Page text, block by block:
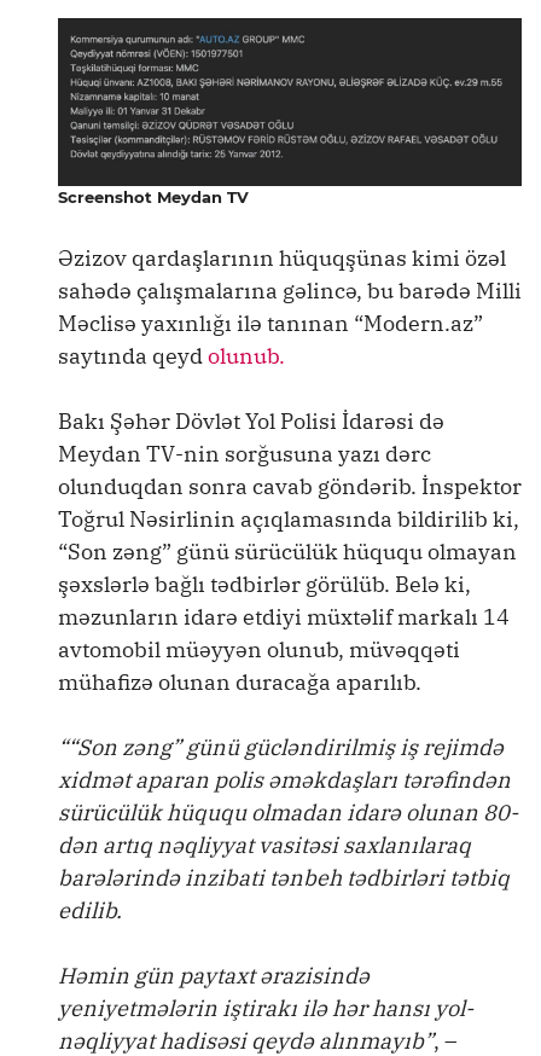
Screenshot Meydan TV
Əzizov qardaşlarının hüquqşünas kimi özəl
sahədə çalışmalarına gəlincə, bu barədə Milli
Məclisə yaxınlığı ilə tanınan “Modern.az”
saytında qeydolunub.
Bakı Şəhər Dövlət Yol Polisi İdarəsi də
Meydan TV-nin sorğusuna yazı dərc
olunduqdan sonra cavab göndərib. İnspektor
Toğrul Nəsirlinin açıqlamasında bildirilib ki,
“Son zəng” günü sürücülük hüququ olmayan
şəxslərlə bağlı tədbirlər görülüb. Belə ki,
məzunların idarə etdiyi müxtəlif markalı 14
avtomobil müəyyən olunub, müvəqqəti
mühafizə olunan duracağa aparılıb.
““Son zəng” günü gücləndirilmiş iş rejimdə
xidmət aparan polis əməkdaşları tərəfindən
sürücülük hüququ olmadan idarə olunan 80-
dən artıq nəqliyyat vasitəsi saxlanılaraq
barələrində inzibati tənbeh tədbirləri tətbiq
edilib.
Həmin gün paytaxt ərazisində
yeniyetmələrin iştirakı ilə hər hansı yol-
nəqliyyat hadisəsi qeydə alınmayıb”, –